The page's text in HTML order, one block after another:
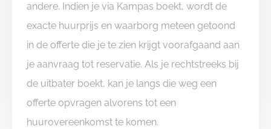
andere. Indien je via Kampas boekt, wordt de
exacte huurprijs en waarborg meteen getoond
in de offerte die je te zien krijgt voorafgaand aan
je aanvraag tot reservatie. Als je rechtstreeks bij
de uitbater boekt, kan je langs die weg een
offerte opvragen alvorens tot een
huurovereenkomst te komen.